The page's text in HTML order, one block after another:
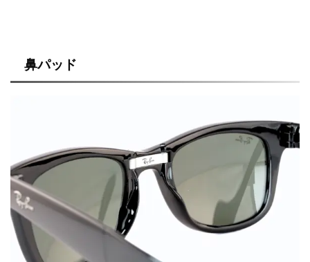
鼻パッド